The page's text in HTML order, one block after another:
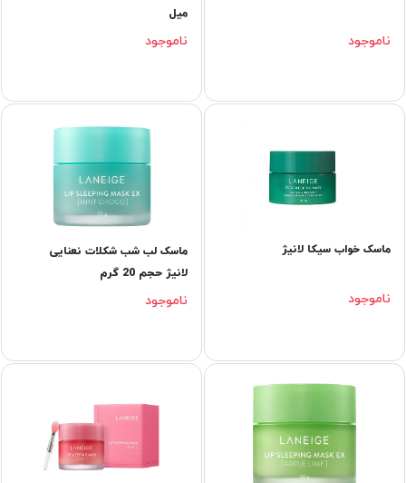
ناموجود
میل
ناموجود
ماسک خواب سیکا لانیژ
ناموجود
ماسک لب شب شکلات نعنایی
لانیژ حجم 20 گرم
ناموجود